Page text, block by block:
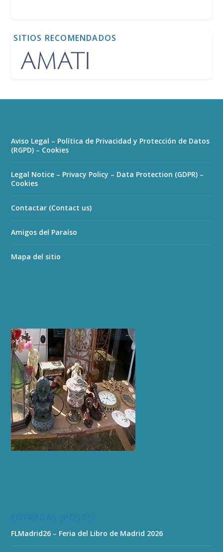
SITIOS RECOMENDADOS
Aviso Legal – Política de Privacidad y Protección de Datos
(RGPD) – Cookies
Legal Notice – Privacy Policy – Data Protection (GDPR) –
Cookies
Contactar (Contact us)
Amigos del Paraíso
Mapa del sitio
FLMadrid26 – Feria del Libro de Madrid 2026